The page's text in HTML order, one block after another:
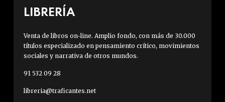
LIBRERÍA
Venta de libros on-line. Amplio fondo, con más de 30.000
títulos especializado en pensamiento crítico, movimientos
sociales y narrativa de otros mundos.
91 532 09 28
libreria@traficantes.net